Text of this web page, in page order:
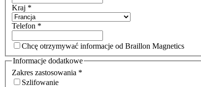
Kraj *
Telefon *
Chcę otrzymywać informacje od Braillon Magnetics
Informacje dodatkowe
Zakres zastosowania *
Szlifowanie